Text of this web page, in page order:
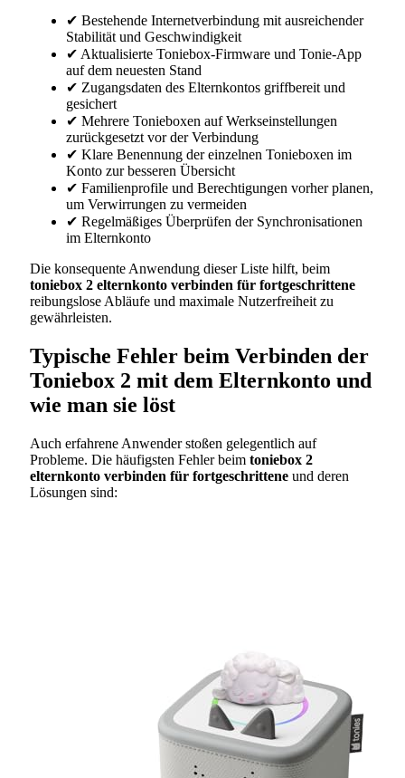
✔ Bestehende Internetverbindung mit ausreichender
Stabilität und Geschwindigkeit
✔ Aktualisierte Toniebox-Firmware und Tonie-App
auf dem neuesten Stand
✔ Zugangsdaten des Elternkontos griffbereit und
gesichert
✔ Mehrere Tonieboxen auf Werkseinstellungen
zurückgesetzt vor der Verbindung
✔ Klare Benennung der einzelnen Tonieboxen im
Konto zur besseren Übersicht
✔ Familienprofile und Berechtigungen vorher planen,
um Verwirrungen zu vermeiden
✔ Regelmäßiges Überprüfen der Synchronisationen
im Elternkonto
Die konsequente Anwendung dieser Liste hilft, beim
toniebox 2 elternkonto verbinden für fortgeschrittene
reibungslose Abläufe und maximale Nutzerfreiheit zu
gewährleisten.
Typische Fehler beim Verbinden der
Toniebox 2 mit dem Elternkonto und
wie man sie löst
Auch erfahrene Anwender stoßen gelegentlich auf
Probleme. Die häufigsten Fehler beim toniebox 2
elternkonto verbinden für fortgeschrittene und deren
Lösungen sind: